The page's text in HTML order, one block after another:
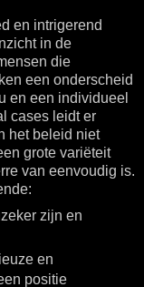
en intrigerend
in de
die
een onderscheid
en een individueel
cases leidt er
het beleid niet
grote variëteit
van eenvoudig is.
zijn en
en
positie